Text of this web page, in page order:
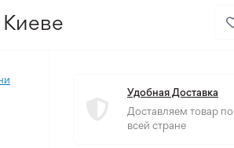
Удобная Доставка
Доставляем товар по
всей стране